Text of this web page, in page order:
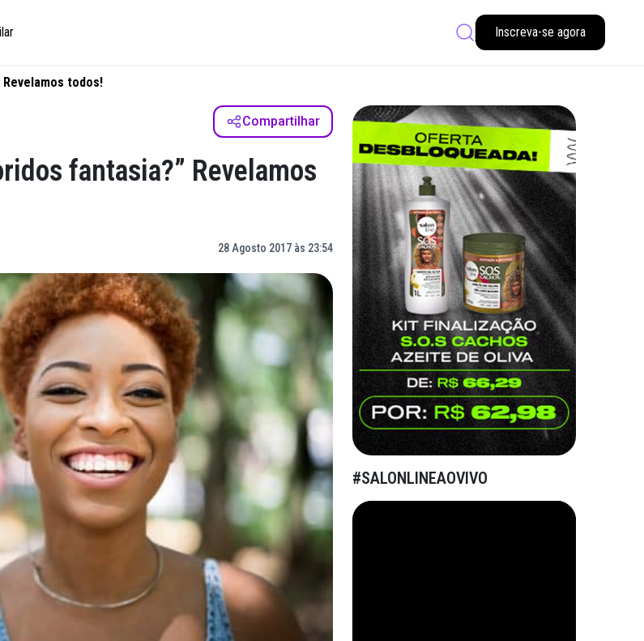
Inscreva-se agora
todos!
Compartilhar
fantasia?” Revelamos
28 Agosto 2017 às 23:54
#SALONLINEAOVIVO